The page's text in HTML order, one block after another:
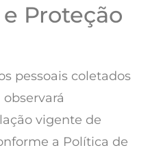
Proteção
pessoais coletados
vigente de
a Política de